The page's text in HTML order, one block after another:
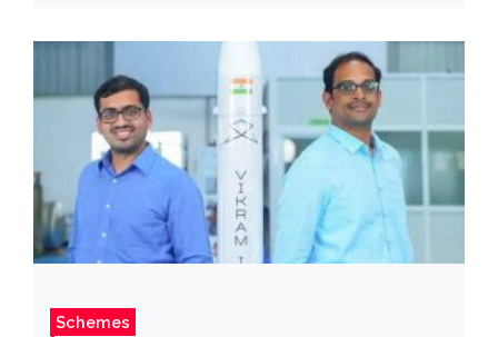
Schemes